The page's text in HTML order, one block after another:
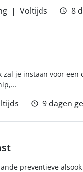
Voltijds 8
je instaan voor
9 dagen
preventieve